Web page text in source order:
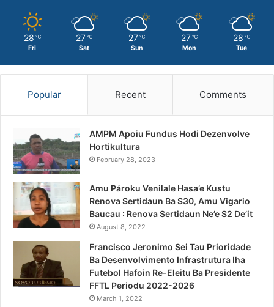
28 ℃
Fri
27 ℃
Sat
27 ℃
Sun
27 ℃
Mon
28 ℃
Tue
Popular Recent Comments
AMPM Apoiu Fundus Hodi Dezenvolve
Hortikultura
February 28, 2023
Amu Pároku Venilale Hasa’e Kustu
Renova Sertidaun Ba $30, Amu Vigario
Baucau : Renova Sertidaun Ne’e $2 De’it
August 8, 2022
Francisco Jeronimo Sei Tau Prioridade
Ba Desenvolvimento Infrastrutura Iha
Futebol Hafoin Re-Eleitu Ba Presidente
FFTL Periodu 2022-2026
March 1, 2022